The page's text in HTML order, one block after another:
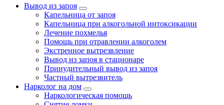
Вывод из запоя
Капельница от запоя
Капельница при алкогольной интоксикации
Лечение похмелья
Помощь при отравлении алкоголем
Экстренное вытрезвление
Вывод из запоя в стационаре
Принудительный вывод из запоя
Частный вытрезвитель
Нарколог на дом
Наркологическая помощь